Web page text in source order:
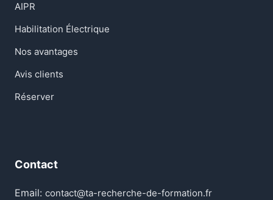
AIPR
Habilitation Électrique
Nos avantages
Avis clients
Réserver
Contact
Email: contact@ta-recherche-de-formation.fr